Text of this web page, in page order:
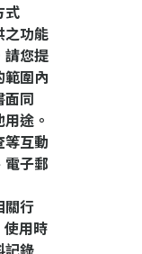
式
之功能
請您提
範圍內
面同
途。
等互動
電子郵
關行
使用時
記錄